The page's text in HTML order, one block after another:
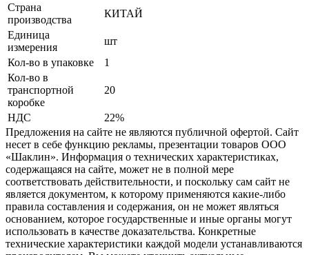
Страна
производства
КИТАЙ
Единица
измерения
шт
Кол-во в упаковке
1
Кол-во в
транспортной
коробке
20
НДС
22%
Предложения на сайте не являются публичной офертой. Сайт
несет в себе функцию рекламы, презентации товаров ООО
«Шаклин». Информация о технических характеристиках,
содержащаяся на сайте, может не в полной мере
соответствовать действительности, и поскольку сам сайт не
является документом, к которому применяются какие-либо
правила составления и содержания, он не может являться
основанием, которое государственные и иные органы могут
использовать в качестве доказательства. Конкретные
технические характеристики каждой модели устанавливаются